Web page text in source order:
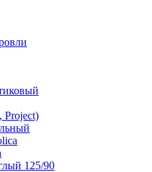
Project)
125/90